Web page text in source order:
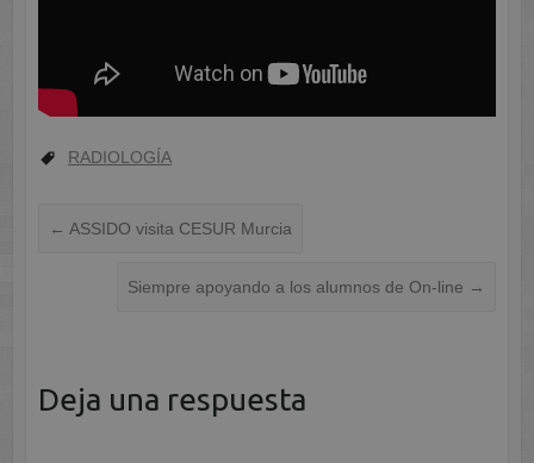
RADIOLOGÍA
← ASSIDO visita CESUR Murcia
Siempre apoyando a los alumnos de On-line →
Deja una respuesta